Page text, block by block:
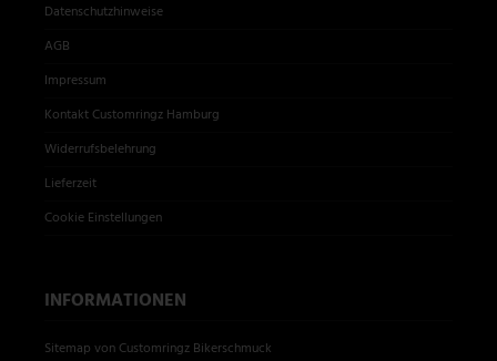
Datenschutzhinweise
AGB
Impressum
Kontakt Customringz Hamburg
Widerrufsbelehrung
Lieferzeit
Cookie Einstellungen
INFORMATIONEN
Sitemap von Customringz Bikerschmuck